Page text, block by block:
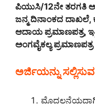
ಪಿಯುಸಿ/12ನೇ ತರಗತಿ
ಜನ್ಮ ದಿನಾಂಕದ ದಾಖಲೆ,
ಆದಾಯ ಪ್ರಮಾಣಪತ್ರ,
ಅಂಗವೈಕಲ್ಯ
ಅರ್ಜಿಯನ್ನು